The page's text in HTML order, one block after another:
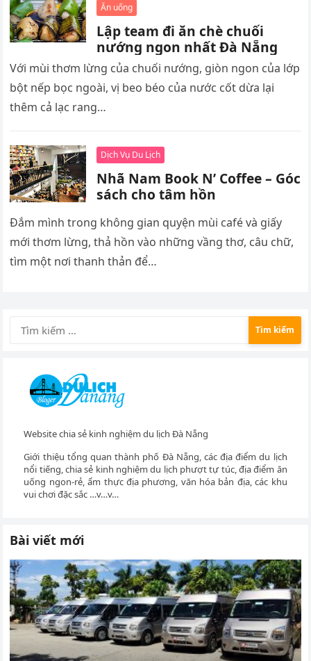
Ăn uống
Lập team đi ăn chè chuối
nướng ngon nhất Đà Nẵng
Với mùi thơm lừng của chuối nướng, giòn ngon của lớp
bột nếp bọc ngoài, vị beo béo của nước cốt dừa lại
thêm cả lạc rang…
Dịch Vụ Du Lịch
Nhã Nam Book N’ Coffee – Góc
sách cho tâm hồn
Đắm mình trong không gian quyện mùi café và giấy
mới thơm lừng, thả hồn vào những vầng thơ, câu chữ,
tìm một nơi thanh thản để…
Tìm
kiếm
Website chia sẻ kinh nghiệm du lịch Đà Nẵng
Giới thiệu tổng quan thành phố Đà Nẵng, các địa điểm du lịch
nổi tiếng, chia sẻ kinh nghiệm du lịch phượt tự túc, địa điểm ăn
uống ngon-rẻ, ẩm thực địa phương, văn hóa bản địa, các khu
vui chơi đặc sắc …v…v…
Bài viết mới